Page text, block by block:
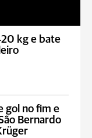
kg e bate
gol no fim e
Bernardo